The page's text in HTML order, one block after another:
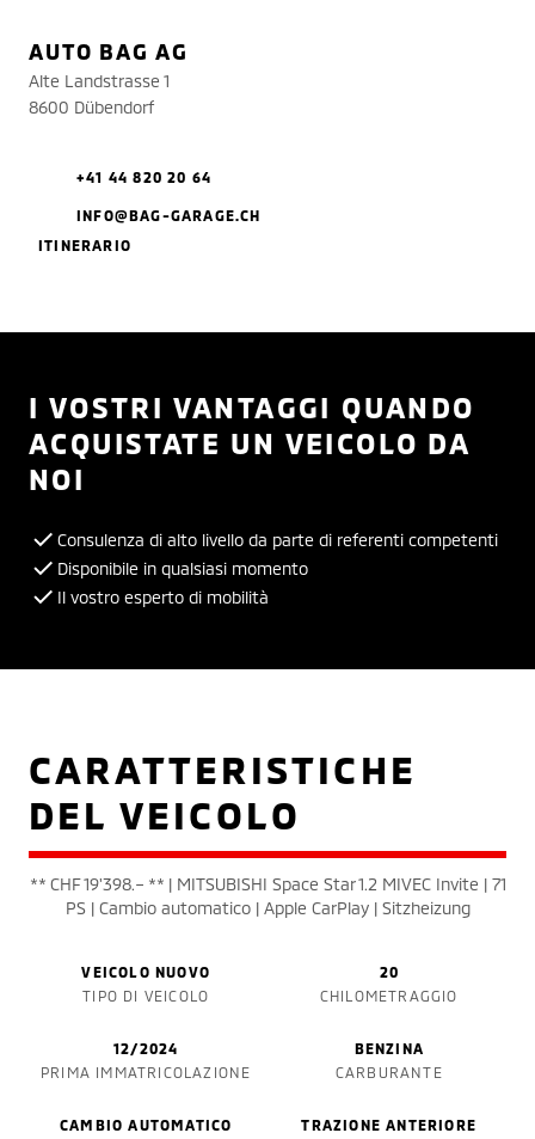
AUTO BAG AG
Alte Landstrasse 1
8600 Dübendorf
+41 44 820 20 64
INFO@BAG-GARAGE.CH
ITINERARIO
I VOSTRI VANTAGGI QUANDO
ACQUISTATE UN VEICOLO DA
NOI
Consulenza di alto livello da parte di referenti competenti
Disponibile in qualsiasi momento
Il vostro esperto di mobilità
CARATTERISTICHE
DEL VEICOLO
** CHF 19'398.– ** | MITSUBISHI Space Star 1.2 MIVEC Invite | 71
PS | Cambio automatico | Apple CarPlay | Sitzheizung
VEICOLO NUOVO
TIPO DI VEICOLO
20
CHILOMETRAGGIO
12/2024
PRIMA IMMATRICOLAZIONE
BENZINA
CARBURANTE
CAMBIO AUTOMATICO
TRAZIONE ANTERIORE